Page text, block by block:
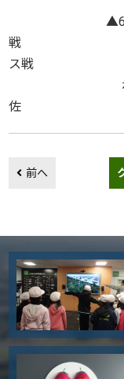
▲6/15ダ
戦 ▲6/
ス戦
ボールをキ
佐 久保直
前へ